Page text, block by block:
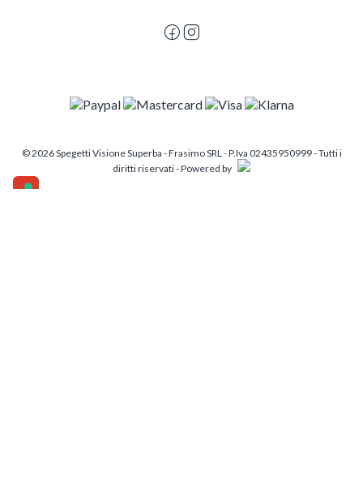
© 2026 Spegetti Visione Superba - Frasimo SRL - P.Iva 02435950999 - Tutti i
diritti riservati - Powered by